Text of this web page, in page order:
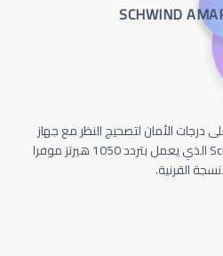
درجات الأمان لتصحيج النظر مع جهاز
Schwind Amaris 1050 الذي يعمل بتردد 1050 هيرتز موفرا
القرنية.